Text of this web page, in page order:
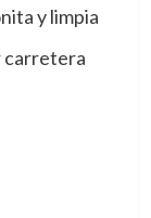
y limpia
carretera